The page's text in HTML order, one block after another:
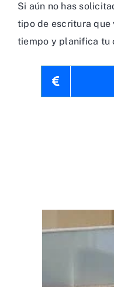
Si aún no has
tipo de escritura que
tiempo y planifica tu